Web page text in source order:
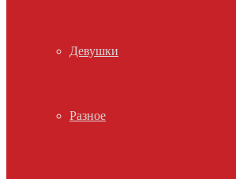
Девушки
Разное